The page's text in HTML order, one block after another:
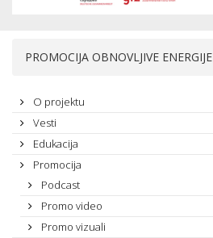
PROMOCIJA OBNOVLJIVE ENERGIJE
O projektu
Vesti
Edukacija
Promocija
Podcast
Promo video
Promo vizuali